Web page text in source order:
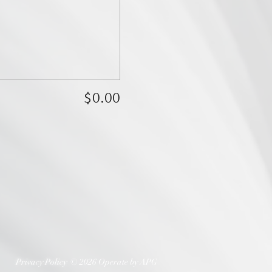
$0.00
Privacy Policy © 2026 Operate by APG